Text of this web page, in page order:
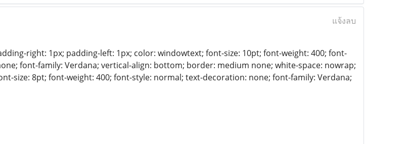
แจ้งลบ
right: 1px; padding-left: 1px; color: windowtext; font-size: 10pt; font-weight: 400; font-
font-family: Verdana; vertical-align: bottom; border: medium none; white-space: nowrap;
size: 8pt; font-weight: 400; font-style: normal; text-decoration: none; font-family: Verdana;